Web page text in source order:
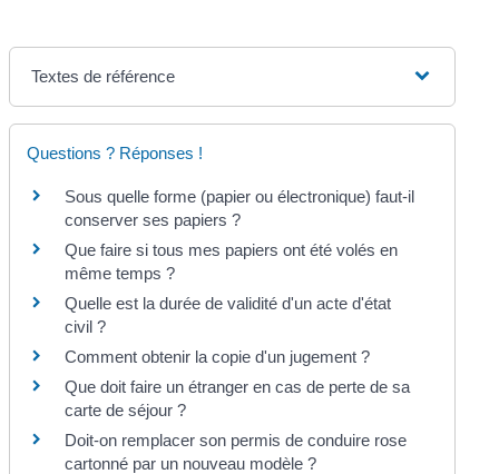
Textes de référence
Questions ? Réponses !
Sous quelle forme (papier ou électronique) faut-il
conserver ses papiers ?
Que faire si tous mes papiers ont été volés en
même temps ?
Quelle est la durée de validité d'un acte d'état
civil ?
Comment obtenir la copie d'un jugement ?
Que doit faire un étranger en cas de perte de sa
carte de séjour ?
Doit-on remplacer son permis de conduire rose
cartonné par un nouveau modèle ?